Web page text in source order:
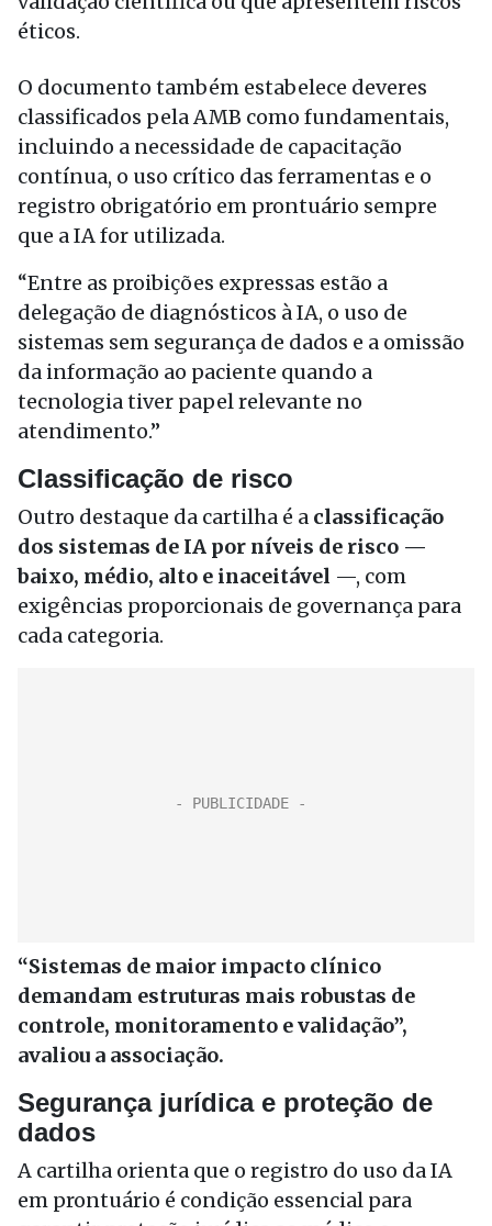
éticos.
O documento também estabelece deveres
classificados pela AMB como fundamentais,
incluindo a necessidade de capacitação
contínua, o uso crítico das ferramentas e o
registro obrigatório em prontuário sempre
que a IA for utilizada.
“Entre as proibições expressas estão a
delegação de diagnósticos à IA, o uso de
sistemas sem segurança de dados e a omissão
da informação ao paciente quando a
tecnologia tiver papel relevante no
atendimento.”
Classificação de risco
Outro destaque da cartilha é a classificação
dos sistemas de IA por níveis de risco —
baixo, médio, alto e inaceitável —, com
exigências proporcionais de governança para
cada categoria.
“Sistemas de maior impacto clínico
demandam estruturas mais robustas de
controle, monitoramento e validação”,
avaliou a associação.
Segurança jurídica e proteção de
dados
A cartilha orienta que o registro do uso da IA
em prontuário é condição essencial para